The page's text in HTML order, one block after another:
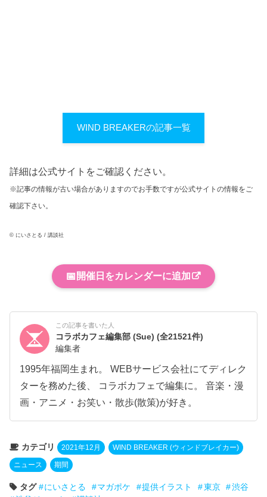
WIND BREAKERの記事一覧
詳細は公式サイトをご確認ください。
※記事の情報が古い場合がありますのでお手数ですが公式サイトの情報をご
確認下さい。
© にいさとる / 講談社
📅 開催日をカレンダーに追加
この記事を書いた人
コラボカフェ編集部 (Sue)(全21521件)
編集者
1995年福岡生まれ。 WEBサービス会社にてディレク
ターを務めた後、 コラボカフェで編集に。 音楽・漫
画・アニメ・お笑い・散歩(散策)が好き。
カテゴリ 2021年12月 WIND BREAKER (ウィンドブレイカー)
ニュース 期間
タグ にいさとる マガポケ 提供イラスト 東京
渋谷